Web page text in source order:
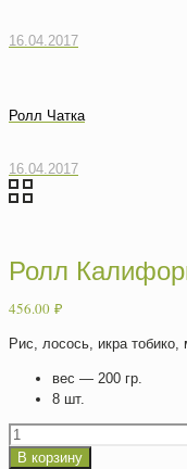
16.04.2017
Ролл Чатка
16.04.2017
Ролл
456.00 ₽
Рис, лосось, икра тобико,
вес — 200 гр.
8 шт.
Quantity
В корзину